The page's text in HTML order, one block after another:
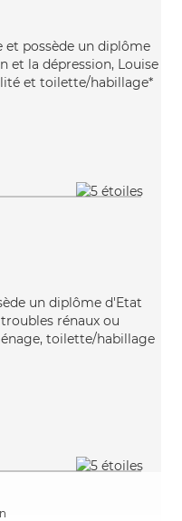
et possède un diplôme
et la dépression, Louise
et toilette/habillage*
un diplôme d'Etat
rénaux ou
toilette/habillage